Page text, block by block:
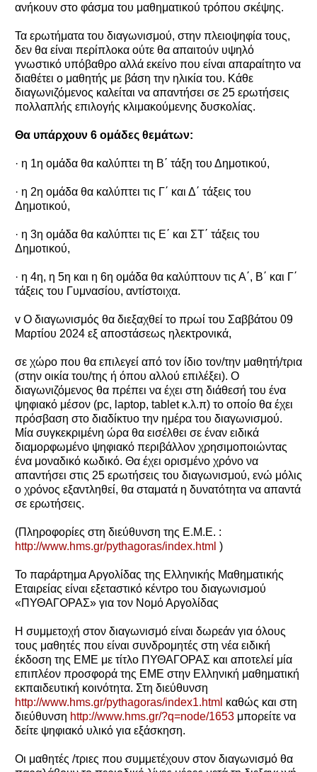
ανήκουν στο φάσμα του μαθηματικού τρόπου σκέψης.
Τα ερωτήματα του διαγωνισμού, στην πλειοψηφία τους,
δεν θα είναι περίπλοκα ούτε θα απαιτούν υψηλό
γνωστικό υπόβαθρο αλλά εκείνο που είναι απαραίτητο να
διαθέτει ο μαθητής με βάση την ηλικία του. Κάθε
διαγωνιζόμενος καλείται να απαντήσει σε 25 ερωτήσεις
πολλαπλής επιλογής κλιμακούμενης δυσκολίας.
Θα υπάρχουν 6 ομάδες θεμάτων:
· η 1η ομάδα θα καλύπτει τη Β΄ τάξη του Δημοτικού,
· η 2η ομάδα θα καλύπτει τις Γ΄ και Δ΄ τάξεις του
Δημοτικού,
· η 3η ομάδα θα καλύπτει τις Ε΄ και ΣΤ΄ τάξεις του
Δημοτικού,
· η 4η, η 5η και η 6η ομάδα θα καλύπτουν τις Α΄, Β΄ και Γ΄
τάξεις του Γυμνασίου, αντίστοιχα.
v Ο διαγωνισμός θα διεξαχθεί το πρωί του Σαββάτου 09
Μαρτίου 2024 εξ αποστάσεως ηλεκτρονικά,
σε χώρο που θα επιλεγεί από τον ίδιο τον/την μαθητή/τρια
(στην οικία του/της ή όπου αλλού επιλέξει). Ο
διαγωνιζόμενος θα πρέπει να έχει στη διάθεσή του ένα
ψηφιακό μέσον (pc, laptop, tablet κ.λ.π) το οποίο θα έχει
πρόσβαση στο διαδίκτυο την ημέρα του διαγωνισμού.
Μία συγκεκριμένη ώρα θα εισέλθει σε έναν ειδικά
διαμορφωμένο ψηφιακό περιβάλλον χρησιμοποιώντας
ένα μοναδικό κωδικό. Θα έχει ορισμένο χρόνο να
απαντήσει στις 25 ερωτήσεις του διαγωνισμού, ενώ μόλις
ο χρόνος εξαντληθεί, θα σταματά η δυνατότητα να απαντά
σε ερωτήσεις.
(Πληροφορίες στη διεύθυνση της Ε.Μ.Ε. :
http://www.hms.gr/pythagoras/index.html )
Το παράρτημα Αργολίδας της Ελληνικής Μαθηματικής
Εταιρείας είναι εξεταστικό κέντρο του διαγωνισμού
«ΠΥΘΑΓΟΡΑΣ» για τον Νομό Αργολίδας
Η συμμετοχή στον διαγωνισμό είναι δωρεάν για όλους
τους μαθητές που είναι συνδρομητές στη νέα ειδική
έκδοση της ΕΜΕ με τίτλο ΠΥΘΑΓΟΡΑΣ και αποτελεί μία
επιπλέον προσφορά της ΕΜΕ στην Ελληνική μαθηματική
εκπαιδευτική κοινότητα. Στη διεύθυνση
http://www.hms.gr/pythagoras/index1.html καθώς και στη
διεύθυνση http://www.hms.gr/?q=node/1653 μπορείτε να
δείτε ψηφιακό υλικό για εξάσκηση.
Οι μαθητές /τριες που συμμετέχουν στον διαγωνισμό θα